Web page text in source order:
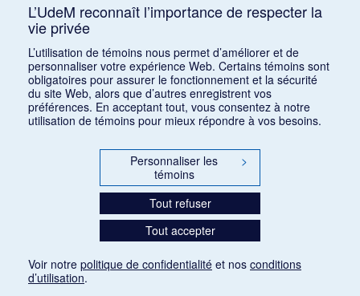
L’UdeM reconnaît l’importance de respecter la
vie privée
L’utilisation de témoins nous permet d’améliorer et de
personnaliser votre expérience Web. Certains témoins sont
obligatoires pour assurer le fonctionnement et la sécurité
du site Web, alors que d’autres enregistrent vos
préférences. En acceptant tout, vous consentez à notre
utilisation de témoins pour mieux répondre à vos besoins.
Personnaliser les
témoins
>
Tout refuser
Tout accepter
Voir notre politique de confidentialité et nos conditions
d’utilisation.